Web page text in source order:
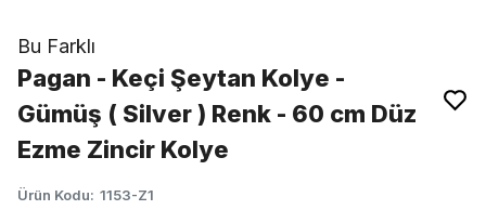
Bu Farklı
Pagan - Keçi Şeytan Kolye -
Gümüş ( Silver ) Renk - 60 cm Düz
Ezme Zincir Kolye
Ürün Kodu: 1153-Z1